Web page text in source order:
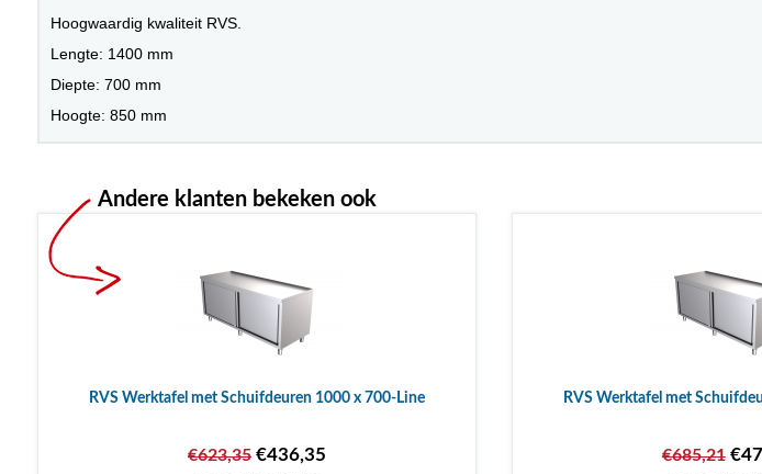
Hoogwaardig kwaliteit RVS.
Lengte: 1400 mm
Diepte: 700 mm
Hoogte: 850 mm
Andere klanten bekeken ook
RVS Werktafel met Schuifdeuren 1000 x 700-Line
€623,35€436,35
RVS Werktafel met
€685,21